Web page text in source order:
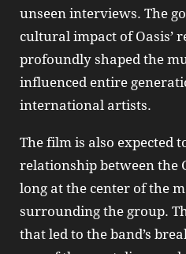
unseen interviews. The
cultural impact of Oasis’
profoundly shaped the
influenced entire
international artists.
The film is also expected
relationship between the
long at the center of the
surrounding the group.
that led to the band’s